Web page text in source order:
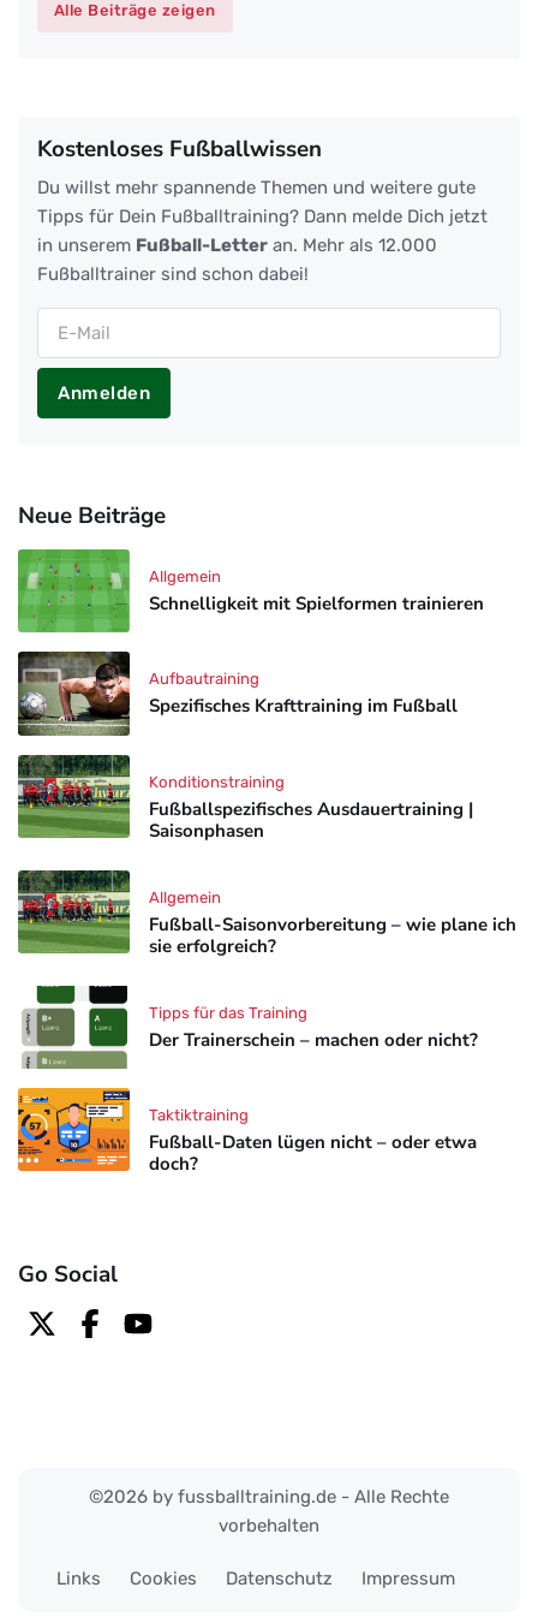
Alle Beiträge zeigen
Kostenloses Fußballwissen
Du willst mehr spannende Themen und weitere gute
Tipps für Dein Fußballtraining? Dann melde Dich jetzt
in unserem Fußball-Letter an. Mehr als 12.000
Fußballtrainer sind schon dabei!
Anmelden
Neue Beiträge
Schnelligkeit mit Spielformen trainieren
Allgemein
Spezifisches Krafttraining im Fußball
Aufbautraining
Fußballspezifisches Ausdauertraining |
Saisonphasen
Konditionstraining
Fußball-Saisonvorbereitung – wie plane ich
sie erfolgreich?
Allgemein
Der Trainerschein – machen oder nicht?
Tipps für das Training
Fußball-Daten lügen nicht – oder etwa
doch?
Taktiktraining
Go Social
©2026 by fussballtraining.de - Alle Rechte
vorbehalten
Links Cookies Datenschutz Impressum